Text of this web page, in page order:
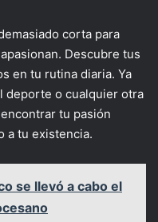
corta para
Descubre tus
en tu rutina diaria. Ya
deporte o cualquier otra
tu pasión
a tu existencia.
se llevó a cabo el